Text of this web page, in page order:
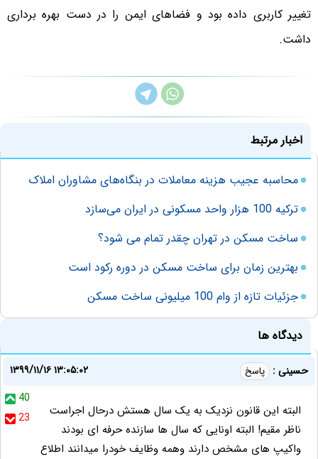
تغییر کاربری داده بود و فضاهای ایمن را در دست بهره برداری
داشت.
اخبار مرتبط
محاسبه عجیب هزینه معاملات در بنگاه‌های مشاوران املاک
ترکیه 100 هزار واحد مسکونی در ایران می‌سازد
ساخت مسکن در تهران چقدر تمام می شود؟
بهترین زمان برای ساخت مسکن در دوره رکود است
جزئیات تازه از وام 100 میلیونی ساخت مسکن
دیدگاه ها
حسینی : پاسخ
۱۳۹۹/۱۱/۱۶ ۱۳:۰۵:۰۲
40
23
البته این قانون نزدیک به یک سال هستش درحال اجراست
ناظر مقیم! البته اونایی که سال ها سازنده حرفه ای بودند
واکیپ های مشخص دارند وهمه وظایف خودرا میدانند اطلاع